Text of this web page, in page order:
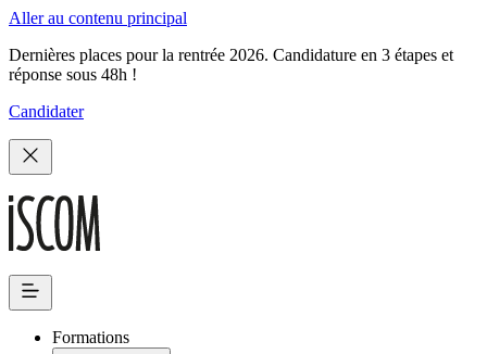
Aller au contenu principal
Dernières places pour la rentrée 2026. Candidature en 3 étapes et
réponse sous 48h !
Candidater
Formations